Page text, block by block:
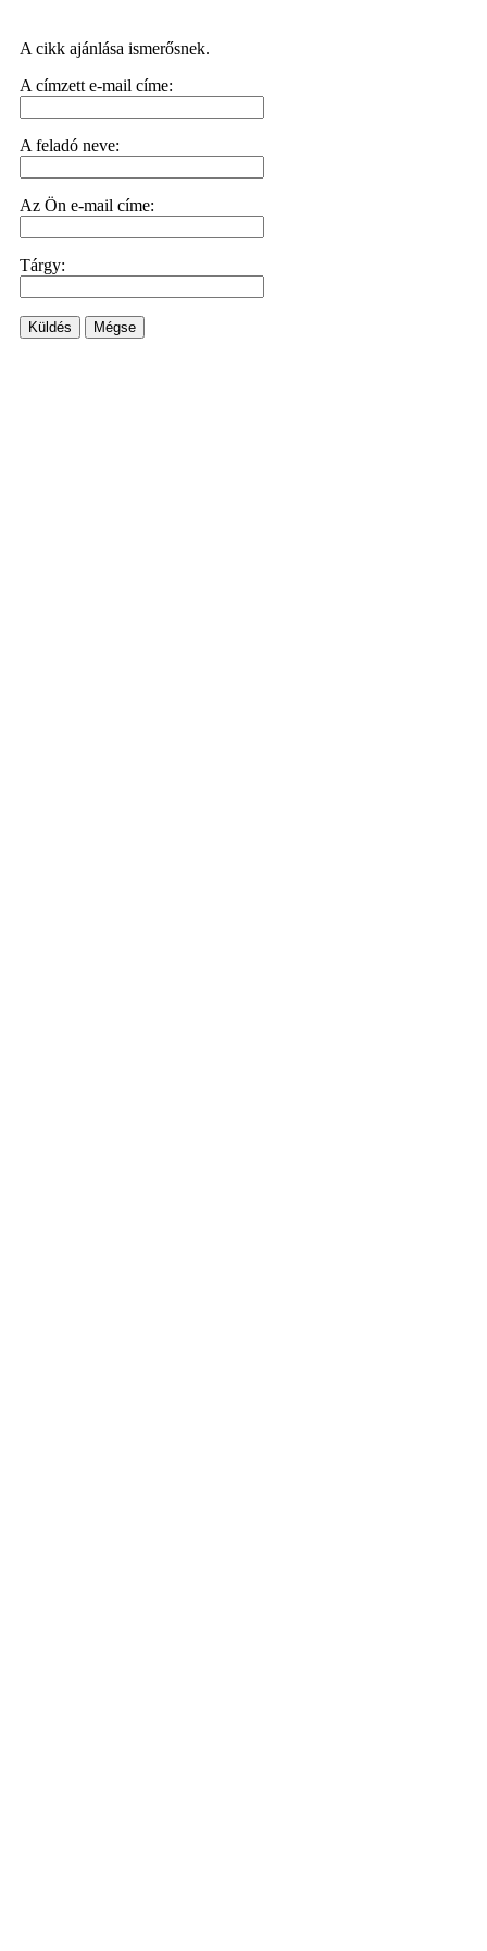
A cikk ajánlása ismerősnek.
A címzett e-mail címe:
A feladó neve:
Az Ön e-mail címe:
Tárgy:
Küldés Mégse